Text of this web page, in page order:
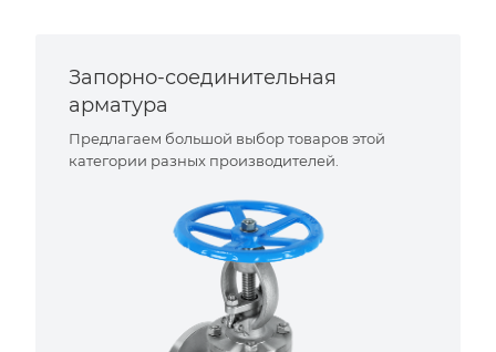
Запорно-соединительная
арматура
Предлагаем большой выбор товаров этой
категории разных производителей.